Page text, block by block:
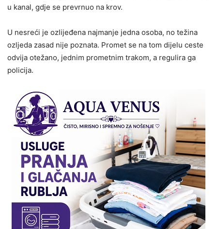
u kanal, gdje se prevrnuo na krov.
U nesreći je ozlijeđena najmanje jedna osoba, no težina
ozljeda zasad nije poznata. Promet se na tom dijelu ceste
odvija otežano, jednim prometnim trakom, a regulira ga
policija.